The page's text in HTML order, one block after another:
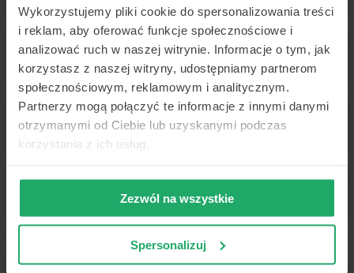
Wykorzystujemy pliki cookie do spersonalizowania treści
i reklam, aby oferować funkcje społecznościowe i
analizować ruch w naszej witrynie. Informacje o tym, jak
korzystasz z naszej witryny, udostępniamy partnerom
społecznościowym, reklamowym i analitycznym.
Partnerzy mogą połączyć te informacje z innymi danymi
otrzymanymi od Ciebie lub uzyskanymi podczas
korzystania z ich usług.
Zezwól na wszystkie
Spersonalizuj
Neurolog Online
NFZ
Objawy